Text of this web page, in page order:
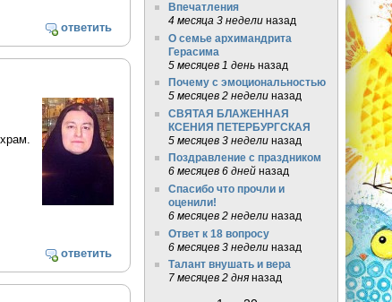
ответить
ответить
Впечатления
4 месяца 3 неделиназад
О семье архимандрита
Герасима
5 месяцев 1 деньназад
Почему с эмоциональностью
5 месяцев 2 неделиназад
СВЯТАЯ БЛАЖЕННАЯ
КСЕНИЯ ПЕТЕРБУРГСКАЯ
5 месяцев 3 неделиназад
Поздравление с праздником
6 месяцев 6 днейназад
Спасибо что прочли и
оценили!
6 месяцев 2 неделиназад
Ответ к 18 вопросу
6 месяцев 3 неделиназад
Талант внушать и вера
7 месяцев 2 дняназад